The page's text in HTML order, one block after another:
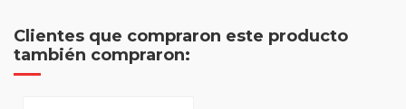
Clientes que compraron este producto
también compraron: